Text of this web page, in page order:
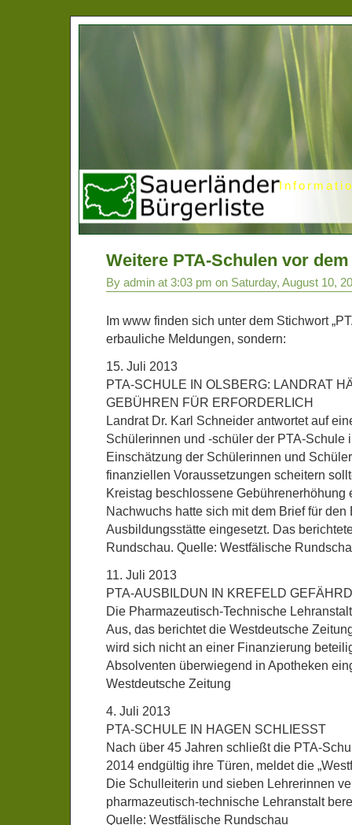
Weitere PTA-Schulen vor
By admin at 3:03 pm on Saturday, August 10,
Im www finden sich unter dem Stichwort
erbauliche Meldungen, sondern:
15. Juli 2013
PTA-SCHULE IN OLSBERG: LANDRAT
GEBÜHREN FÜR ERFORDERLICH
Landrat Dr. Karl Schneider antwortet auf
Schülerinnen und -schüler der PTA-Schule
Einschätzung der Schülerinnen und
finanziellen Voraussetzungen scheitern
Kreistag beschlossene Gebührenerhöhung
Nachwuchs hatte sich mit dem Brief für den
Ausbildungsstätte eingesetzt. Das
Rundschau. Quelle: Westfälische
11. Juli 2013
PTA-AUSBILDUN IN KREFELD
Die Pharmazeutisch-Technische
Aus, das berichtet die Westdeutsche
wird sich nicht an einer Finanzierung
Absolventen überwiegend in Apotheken
Westdeutsche Zeitung
4. Juli 2013
PTA-SCHULE IN HAGEN SCHLIESST
Nach über 45 Jahren schließt die PTA-
2014 endgültig ihre Türen, meldet die
Die Schulleiterin und sieben Lehrerinnen
pharmazeutisch-technische Lehranstalt
Quelle: Westfälische Rundschau